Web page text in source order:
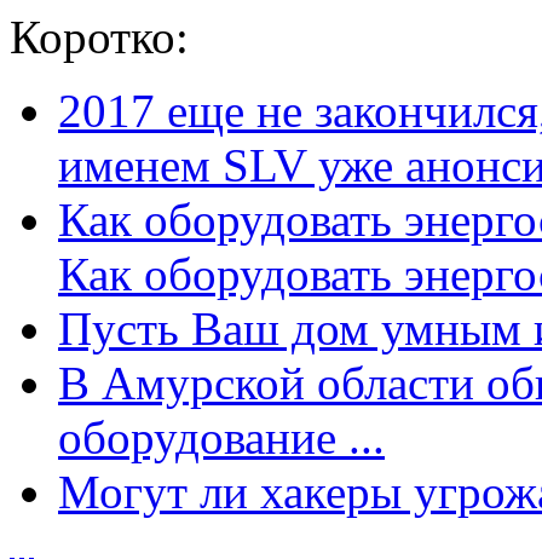
Коротко:
2017 еще не
именем SLV уже
Как оборудовать
Как оборудовать
Пусть Ваш дом умным
В Амурской области
оборудование ...
Могут ли хакеры